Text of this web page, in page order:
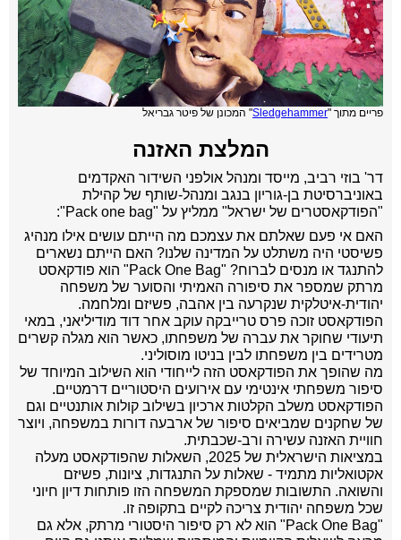
פריים מתוך "Sledgehammer" המכונן של פיטר גבריאל
המלצת האזנה
דר' בוזי רביב, מייסד ומנהל אולפני השידור האקדמים
באוניברסיטת בן-גוריון בנגב ומנהל-שותף של קהילת
"הפודקאסטרים של ישראל" ממליץ על "Pack one bag":
האם אי פעם שאלתם את עצמכם מה הייתם עושים אילו מנהיג
פשיסטי היה משתלט על המדינה שלנו? האם הייתם נשארים
להתנגד או מנסים לברוח? "Pack One Bag" הוא פודקאסט
מרתק שמספר את סיפורה האמיתי והסוער של משפחה
יהודית-איטלקית שנקרעה בין אהבה, פשיזם ומלחמה.
הפודקאסט זוכה פרס טרייבקה עוקב אחר דוד מודיליאני, במאי
תיעודי שחוקר את עברה של משפחתו, כאשר הוא מגלה קשרים
מטרידים בין משפחתו לבין בניטו מוסוליני.
מה שהופך את הפודקאסט הזה לייחודי הוא השילוב המיוחד של
סיפור משפחתי אינטימי עם אירועים היסטוריים דרמטיים.
הפודקאסט משלב הקלטות ארכיון בשילוב קולות אותנטיים וגם
של שחקנים שמביאים סיפור של ארבעה דורות במשפחה, ויוצר
חוויית האזנה עשירה ורב-שכבתית.
במציאות הישראלית של 2025, השאלות שהפודקאסט מעלה
אקטואליות מתמיד - שאלות על התנגדות, ציונות, פשיזם
והשואה. התשובות שמספקת המשפחה הזו פותחות דיון חיוני
שכל משפחה יהודית צריכה לקיים בתקופה זו.
"Pack One Bag" הוא לא רק סיפור היסטורי מרתק, אלא גם